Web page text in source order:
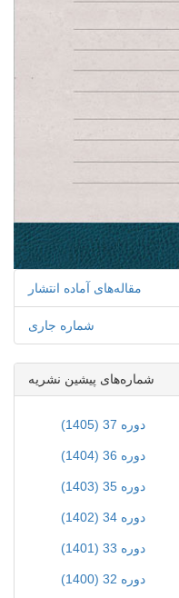
مقاله‌های آماده انتشار
شماره جاری
شماره‌های پیشین نشریه
دوره 37 (1405)
دوره 36 (1404)
دوره 35 (1403)
دوره 34 (1402)
دوره 33 (1401)
دوره 32 (1400)